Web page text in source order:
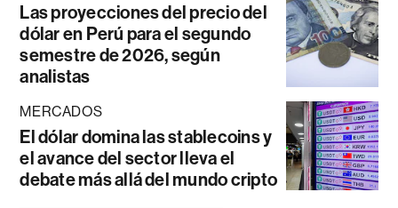
Las proyecciones del precio del
dólar en Perú para el segundo
semestre de 2026, según
analistas
MERCADOS
El dólar domina las stablecoins y
el avance del sector lleva el
debate más allá del mundo cripto